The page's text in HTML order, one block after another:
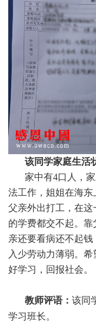
该同学家庭生活
家中有4口人，
法工作，姐姐在海
父亲外出打工，在
的学费都交不起。
亲还要看病还不起
入少劳动力薄弱。
好学习，回报社会。
教师评语： 该同
学习班长。